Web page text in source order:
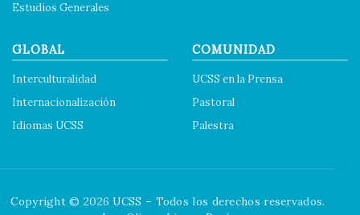
Estudios Generales
GLOBAL
Interculturalidad
Internacionalización
Idiomas UCSS
COMUNIDAD
UCSS en la Prensa
Pastoral
Palestra
Copyright © 2026 UCSS – Todos los derechos reservados.